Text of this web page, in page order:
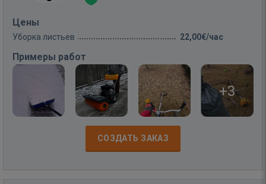
Цены
Уборка листьев 22,00€/час
Примеры работ
+3
СОЗДАТЬ ЗАКАЗ